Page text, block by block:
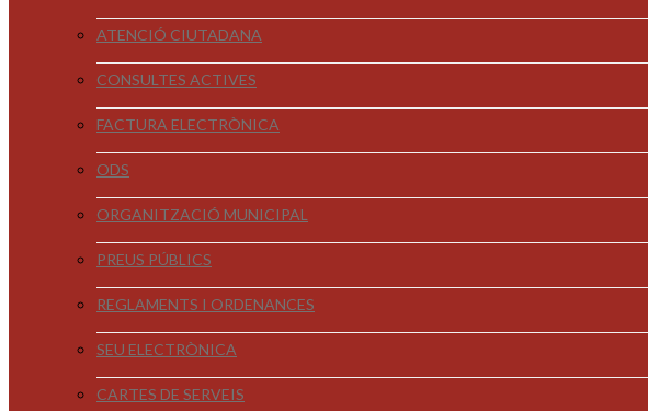
ATENCIÓ CIUTADANA
CONSULTES ACTIVES
FACTURA ELECTRÒNICA
ODS
ORGANITZACIÓ MUNICIPAL
PREUS PÚBLICS
REGLAMENTS I ORDENANCES
SEU ELECTRÒNICA
CARTES DE SERVEIS